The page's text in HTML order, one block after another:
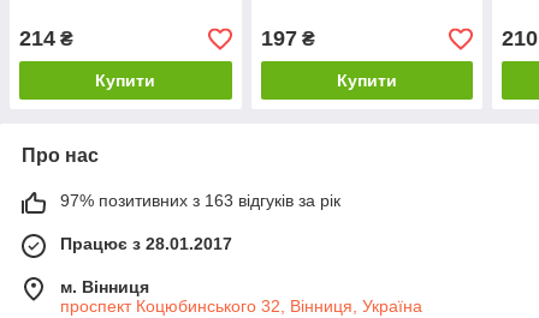
214 ₴
Купити
197₴
Купити
210
Про нас
97% позитивних з 163 відгуків за рік
Працює з 28.01.2017
м. Вінниця
проспект Коцюбинського 32, Вінниця, Україна